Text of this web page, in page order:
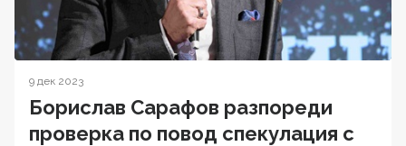
9 дек 2023
Борислав Сарафов разпореди
проверка по повод спекулация с